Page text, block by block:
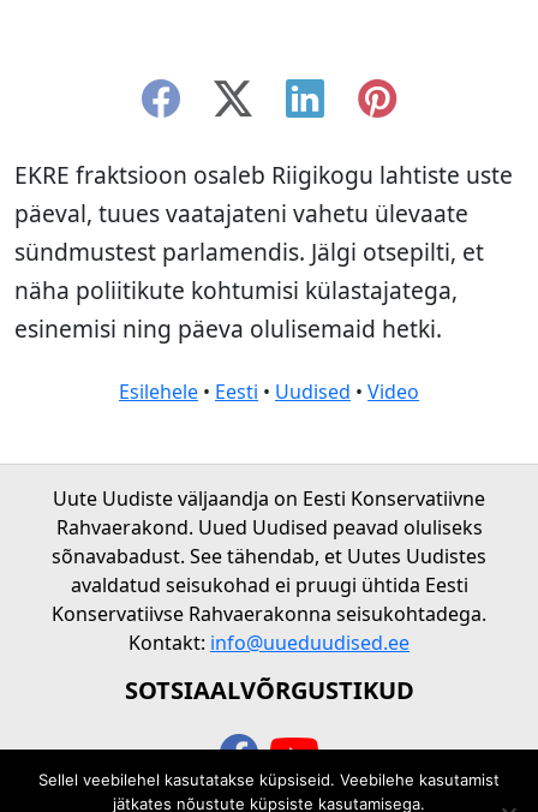
EKRE fraktsioon osaleb Riigikogu lahtiste uste
päeval, tuues vaatajateni vahetu ülevaate
sündmustest parlamendis. Jälgi otsepilti, et
näha poliitikute kohtumisi külastajatega,
esinemisi ning päeva olulisemaid hetki.
Esilehele • Eesti • Uudised • Video
Uute Uudiste väljaandja on Eesti Konservatiivne
Rahvaerakond. Uued Uudised peavad oluliseks
sõnavabadust. See tähendab, et Uutes Uudistes
avaldatud seisukohad ei pruugi ühtida Eesti
Konservatiivse Rahvaerakonna seisukohtadega.
Kontakt: info@uueduudised.ee
SOTSIAALVÕRGUSTIKUD
© 2026 Uued uudised
Sellel veebilehel kasutatakse küpsiseid. Veebilehe kasutamist
jätkates nõustute küpsiste kasutamisega.